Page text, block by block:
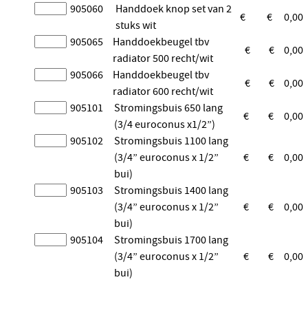
905060
Handdoek knop set van 2
stuks wit
€ €
0,00
905065
Handdoekbeugel tbv
radiator 500 recht/wit
€ €
0,00
905066
Handdoekbeugel tbv
radiator 600 recht/wit
€ €
0,00
905101
Stromingsbuis 650 lang
(3/4 euroconus x1/2”)
€ €
0,00
905102
Stromingsbuis 1100 lang
(3/4” euroconus x 1/2”
bui)
€ € 0,00
905103
Stromingsbuis 1400 lang
(3/4” euroconus x 1/2”
bui)
€ € 0,00
905104
Stromingsbuis 1700 lang
(3/4” euroconus x 1/2”
bui)
€ € 0,00